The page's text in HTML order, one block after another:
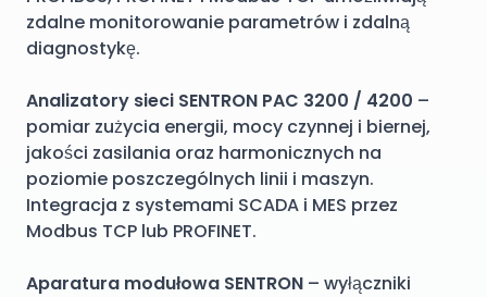
zdalne monitorowanie parametrów i zdalną
diagnostykę.
Analizatory sieci SENTRON PAC 3200 / 4200 –
pomiar zużycia energii, mocy czynnej i biernej,
jakości zasilania oraz harmonicznych na
poziomie poszczególnych linii i maszyn.
Integracja z systemami SCADA i MES przez
Modbus TCP lub PROFINET.
Aparatura modułowa SENTRON – wyłączniki